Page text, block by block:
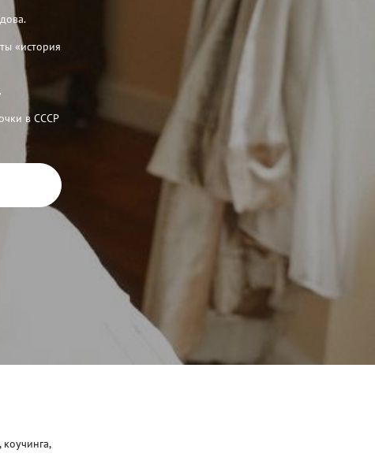
«история
в СССР